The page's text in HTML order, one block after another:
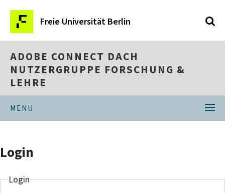
Freie Universität Berlin
ADOBE CONNECT DACH
NUTZERGRUPPE FORSCHUNG &
LEHRE
MENU
Login
Login